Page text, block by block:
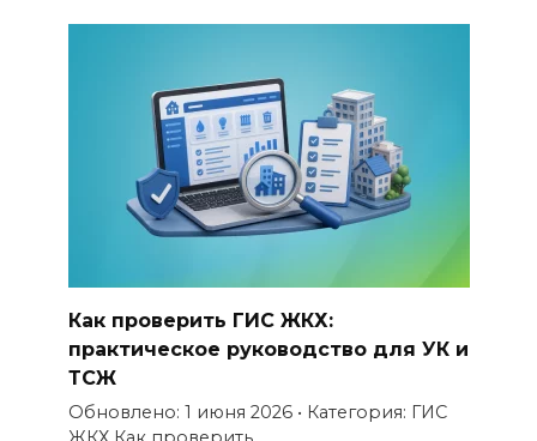
Как проверить ГИС ЖКХ:
практическое руководство для УК и
ТСЖ
Обновлено: 1 июня 2026 • Категория: ГИС